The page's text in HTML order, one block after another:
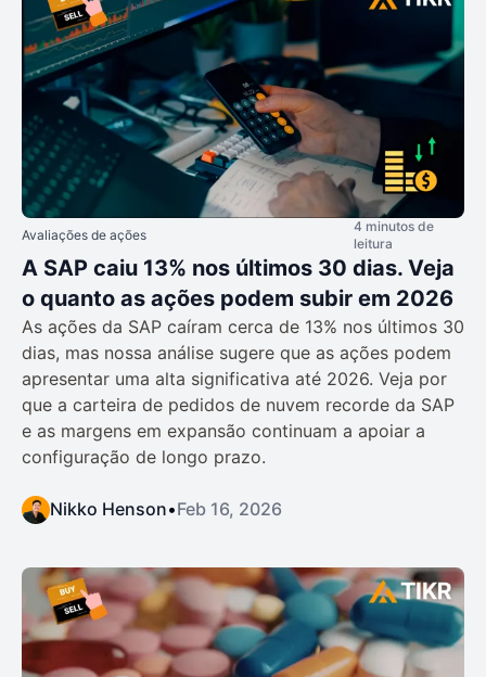
Avaliações de ações
4 minutos de
leitura
A SAP caiu 13% nos últimos 30 dias. Veja
o quanto as ações podem subir em 2026
As ações da SAP caíram cerca de 13% nos últimos 30
dias, mas nossa análise sugere que as ações podem
apresentar uma alta significativa até 2026. Veja por
que a carteira de pedidos de nuvem recorde da SAP
e as margens em expansão continuam a apoiar a
configuração de longo prazo.
Nikko Henson•Feb 16, 2026